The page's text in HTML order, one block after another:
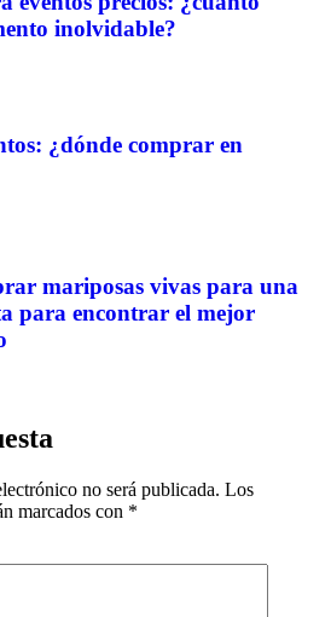
inolvidable?
¿dónde comprar en
mariposas vivas para una
para encontrar el mejor
no será publicada. Los
marcados con *